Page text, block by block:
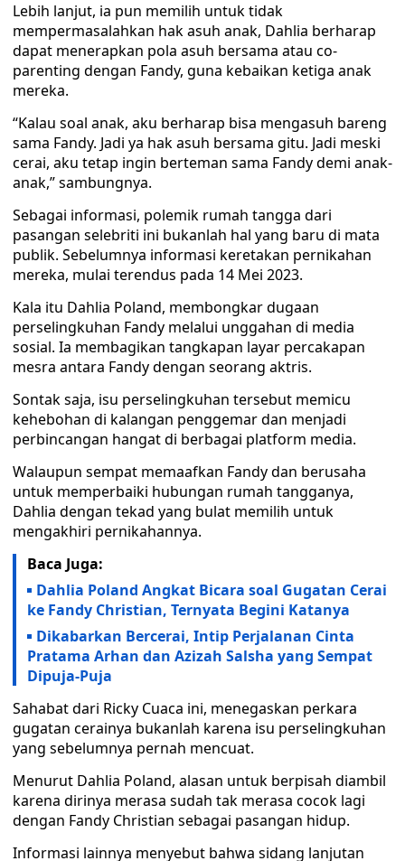
Lebih lanjut, ia pun memilih untuk tidak
mempermasalahkan hak asuh anak, Dahlia berharap
dapat menerapkan pola asuh bersama atau co-
parenting dengan Fandy, guna kebaikan ketiga anak
mereka.
“Kalau soal anak, aku berharap bisa mengasuh bareng
sama Fandy. Jadi ya hak asuh bersama gitu. Jadi meski
cerai, aku tetap ingin berteman sama Fandy demi anak-
anak,” sambungnya.
Sebagai informasi, polemik rumah tangga dari
pasangan selebriti ini bukanlah hal yang baru di mata
publik. Sebelumnya informasi keretakan pernikahan
mereka, mulai terendus pada 14 Mei 2023.
Kala itu Dahlia Poland, membongkar dugaan
perselingkuhan Fandy melalui unggahan di media
sosial. Ia membagikan tangkapan layar percakapan
mesra antara Fandy dengan seorang aktris.
Sontak saja, isu perselingkuhan tersebut memicu
kehebohan di kalangan penggemar dan menjadi
perbincangan hangat di berbagai platform media.
Walaupun sempat memaafkan Fandy dan berusaha
untuk memperbaiki hubungan rumah tangganya,
Dahlia dengan tekad yang bulat memilih untuk
mengakhiri pernikahannya.
Baca Juga:
Dahlia Poland Angkat Bicara soal Gugatan Cerai
ke Fandy Christian, Ternyata Begini Katanya
Dikabarkan Bercerai, Intip Perjalanan Cinta
Pratama Arhan dan Azizah Salsha yang Sempat
Dipuja-Puja
Sahabat dari Ricky Cuaca ini, menegaskan perkara
gugatan cerainya bukanlah karena isu perselingkuhan
yang sebelumnya pernah mencuat.
Menurut Dahlia Poland, alasan untuk berpisah diambil
karena dirinya merasa sudah tak merasa cocok lagi
dengan Fandy Christian sebagai pasangan hidup.
Informasi lainnya menyebut bahwa sidang lanjutan